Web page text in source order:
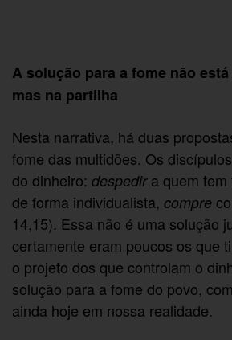
A solução para a fome não
mas na partilha
Nesta narrativa, há duas
fome das multidões. Os
do dinheiro:despedira quem tem
de forma individualista,compre
14,15). Essa não é uma solução
certamente eram poucos os que
o projeto dos que controlam o
solução para a fome do povo,
ainda hoje em nossa realidade.